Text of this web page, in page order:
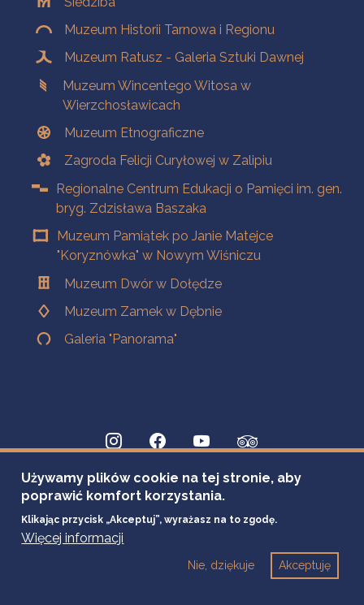
Muzeum Historii Tarnowa i Regionu
Muzeum Ratusz - Galeria Sztuki Dawnej
Muzeum Wincentego Witosa w
Wierzchosławicach
Muzeum Etnograficzne
Zagroda Felicji Curyłowej w Zalipiu
Regionalne Centrum Edukacji o Pamięci im. gen.
bryg. Zdzisława Baszaka
Muzeum Pamiątek po Janie Matejce
"Koryznówka" w Nowym Wiśniczu
Muzeum Dwór w Dołędze
Muzeum Zamek w Dębnie
Galeria "Panorama"
Używamy plików cookie na tej stronie, aby
poprawić komfort korzystania.
Klikając przycisk „Akceptuj”, wyrażasz na to zgodę.
Więcej informacji
Akceptuję
Nie, dziękuje